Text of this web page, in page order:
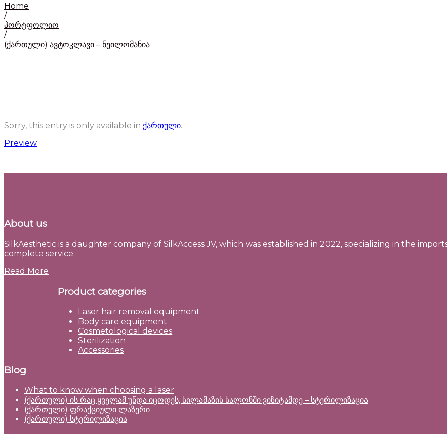
Home
/
პორტფოლიო
/
(ქართული) ავტოკლავი – ნეილომანია
Sorry, this entry is only available in ქართული.
Preview
About us
SilkAesthetic is a daughter company of SilkAccess JV, which was established in 2022, specializing in the
complete service.
Read More
Product categories
Laser hair removal equipment
Body care equipment
Cosmetological devices
Sterilization
Accessories
Blog
What to know when choosing a laser
(ქართული) ის რაც ყველამ უნდა იცოდეს, სილამაზის სალონში ვიზიტამდე – სტერილიზაცია
(ქართული) ფრაქციული ლაზერი
(ქართული) სტერილიზაცია